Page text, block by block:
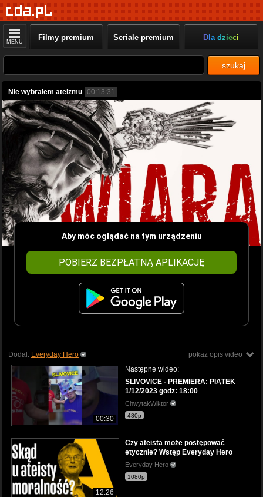
MENU Filmy premium Seriale premium Dla dzieci
szukaj
Nie wybrałem ateizmu 00:13:31
Aby móc oglądać na tym urządzeniu
POBIERZ BEZPŁATNĄ APLIKACJĘ
pokaż opis video
Dodał: Everyday Hero
00:30
Następne wideo:
SLIVOVICE - PREMIERA: PIĄTEK
1/12/2023 godz: 18:00
ChwytakWiktor
480p
12:26
Czy ateista może postępować
etycznie? Wstęp Everyday Hero
Everyday Hero
1080p